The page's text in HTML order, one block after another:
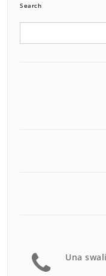
Search
Search
Una